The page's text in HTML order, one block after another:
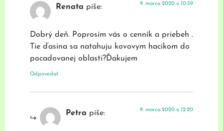
Renata píše: 9. marca 2020 o 10:59
Dobrý deň. Poprosím vás o cenník a priebeh .
Tie ďasina sa natahuju kovovym hacikom do
pocadovanej oblasti?Ďakujem
Odpovedať
Petra píše: 9. marca 2020 o 12:20